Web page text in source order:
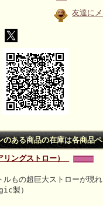
友達に
ある商品の在庫は各商品
リングストロー）
もの超巨大ストローが現れ
製）